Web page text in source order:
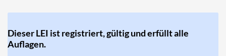
Dieser LEI ist registriert, gültig und erfüllt alle
Auflagen.